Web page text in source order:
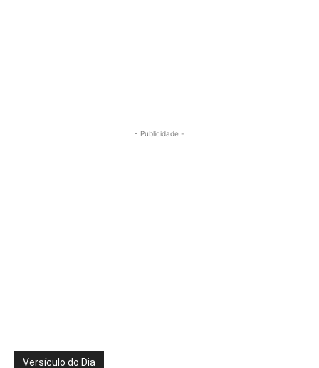
- Publicidade -
Versículo do Dia